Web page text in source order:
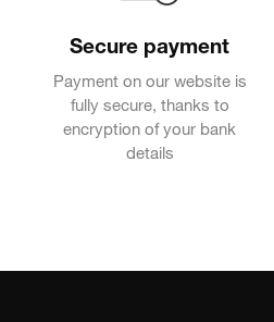
Secure payment
Payment on our website is
fully secure, thanks to
encryption of your bank
details